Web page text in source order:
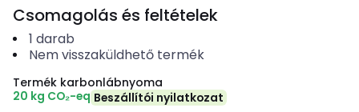
Csomagolás és feltételek
1 darab
Nem visszaküldhető termék
Termék karbonlábnyoma
20 kg CO₂-eq Beszállítói nyilatkozat